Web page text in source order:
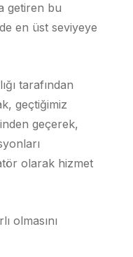
getiren bu
en üst seviyeye
tarafından
geçtiğimiz
geçerek,
olarak hizmet
olmasını